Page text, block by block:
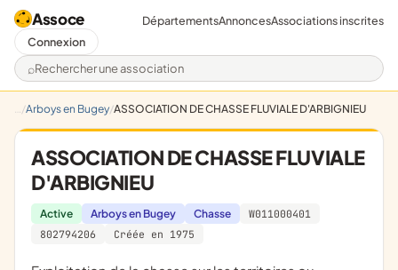
Assoce
Rechercher une association
DépartementsAnnoncesAssociations inscrites
Connexion
Arboys en Bugey ASSOCIATION DE CHASSE FLUVIALE D'ARBIGNIEU
ASSOCIATION DE CHASSE FLUVIALE
D'ARBIGNIEU
Active Arboys en Bugey Chasse
W011000401
802794206
Créée en 1975